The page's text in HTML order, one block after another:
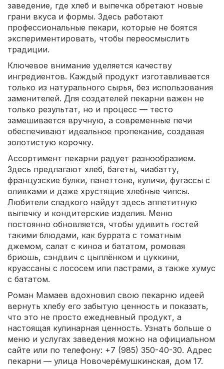
заведение, где хлеб и выпечка обретают новые
грани вкуса и формы. Здесь работают
профессиональные пекари, которые не боятся
экспериментировать, чтобы переосмыслить
традиции.
Ключевое внимание уделяется качеству
ингредиентов. Каждый продукт изготавливается
только из натурального сырья, без использования
заменителей. Для создателей пекарни важен не
только результат, но и процесс — тесто
замешивается вручную, а современные печи
обеспечивают идеальное пропекание, создавая
золотистую корочку.
Ассортимент пекарни радует разнообразием.
Здесь предлагают хлеб, багеты, чиабатту,
французские булки, панеттоне, куличи, фугассы с
оливками и даже хрустящие хлебные чипсы.
Любители сладкого найдут здесь аппетитную
выпечку и кондитерские изделия. Меню
постоянно обновляется, чтобы удивить гостей
такими блюдами, как буррата с томатным
джемом, салат с киноа и бататом, ромовая
бриошь, сэндвич с цыплёнком и цуккини,
круассаны с лососем или пастрами, а также хумус
с бататом.
Роман Мамаев вдохновил свою пекарню идеей
вернуть хлебу его забытую ценность и показать,
что это не просто ежедневный продукт, а
настоящая кулинарная ценность. Узнать больше о
меню и услугах заведения можно на официальном
сайте или по телефону: +7 (985) 350-40-30. Адрес
пекарни — улица Новочерёмушкинская, дом 17.